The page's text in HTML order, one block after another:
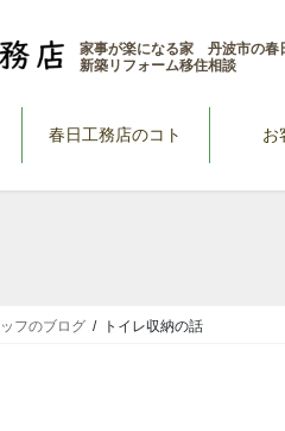
家事が楽になる家 丹波市の春
新築リフォーム移住相談
春日工務店のコト お
フのブログ トイレ収納の話